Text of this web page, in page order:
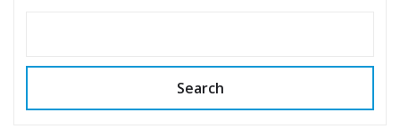
Search